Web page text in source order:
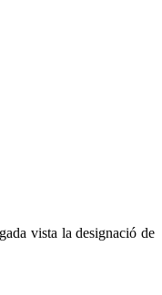
vista la designació de